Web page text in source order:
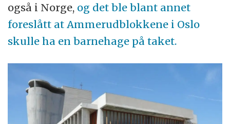
også i Norge, og det ble blant annet
foreslått at Ammerudblokkene i Oslo
skulle ha en barnehage på taket.